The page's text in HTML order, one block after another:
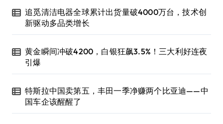
追觅清洁电器全球累计出货量破4000万台，技术创
新驱动多品类增长
黄金瞬间冲破4200，白银狂飙3.5%！三大利好连夜
引爆
特斯拉中国卖第五，丰田一季净赚两个比亚迪——中
国车企该醒醒了